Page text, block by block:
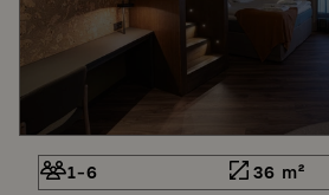
1-6 36 m²